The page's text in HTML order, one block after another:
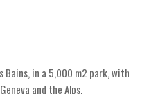
Bains, in a 5,000 m2 park, with
and the Alps,